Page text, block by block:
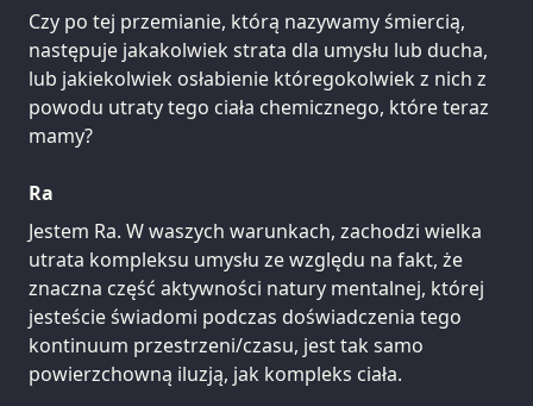
Czy po tej przemianie, którą nazywamy śmiercią,
następuje jakakolwiek strata dla umysłu lub ducha,
lub jakiekolwiek osłabienie któregokolwiek z nich z
powodu utraty tego ciała chemicznego, które teraz
mamy?
Ra
Jestem Ra. W waszych warunkach, zachodzi wielka
utrata kompleksu umysłu ze względu na fakt, że
znaczna część aktywności natury mentalnej, której
jesteście świadomi podczas doświadczenia tego
kontinuum przestrzeni/czasu, jest tak samo
powierzchowną iluzją, jak kompleks ciała.